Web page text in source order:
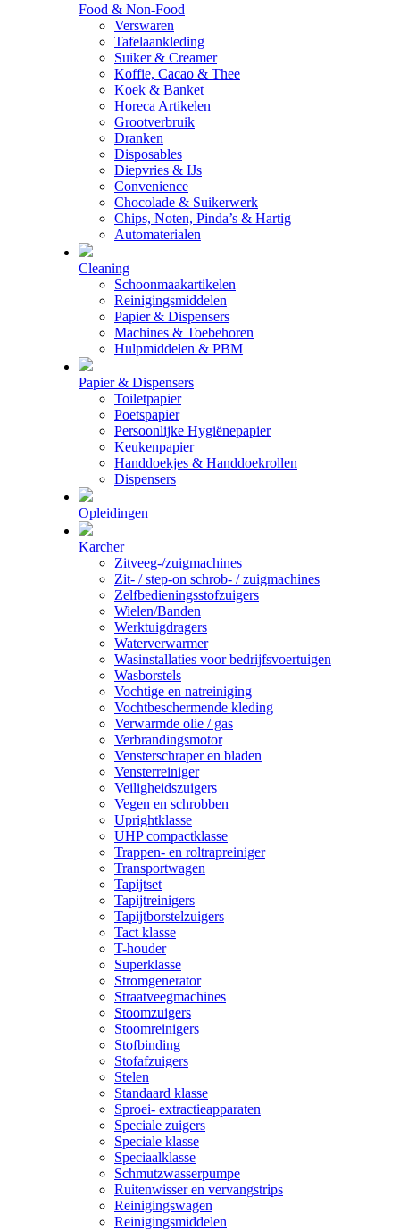
Food & Non-Food
Verswaren
Tafelaankleding
Suiker & Creamer
Koffie, Cacao & Thee
Koek & Banket
Horeca Artikelen
Grootverbruik
Dranken
Disposables
Diepvries & IJs
Convenience
Chocolade & Suikerwerk
Chips, Noten, Pinda’s & Hartig
Automaterialen
Cleaning
Schoonmaakartikelen
Reinigingsmiddelen
Papier & Dispensers
Machines & Toebehoren
Hulpmiddelen & PBM
Papier & Dispensers
Toiletpapier
Poetspapier
Persoonlijke Hygiënepapier
Keukenpapier
Handdoekjes & Handdoekrollen
Dispensers
Opleidingen
Karcher
Zitveeg-/zuigmachines
Zit- / step-on schrob- / zuigmachines
Zelfbedieningsstofzuigers
Wielen/Banden
Werktuigdragers
Waterverwarmer
Wasinstallaties voor bedrijfsvoertuigen
Wasborstels
Vochtige en natreiniging
Vochtbeschermende kleding
Verwarmde olie / gas
Verbrandingsmotor
Vensterschraper en bladen
Vensterreiniger
Veiligheidszuigers
Vegen en schrobben
Uprightklasse
UHP compactklasse
Trappen- en roltrapreiniger
Transportwagen
Tapijtset
Tapijtreinigers
Tapijtborstelzuigers
Tact klasse
T-houder
Superklasse
Stromgenerator
Straatveegmachines
Stoomzuigers
Stoomreinigers
Stofbinding
Stofafzuigers
Stelen
Standaard klasse
Sproei- extractieapparaten
Speciale zuigers
Speciale klasse
Speciaalklasse
Schmutzwasserpumpe
Ruitenwisser en vervangstrips
Reinigingswagen
Reinigingsmiddelen